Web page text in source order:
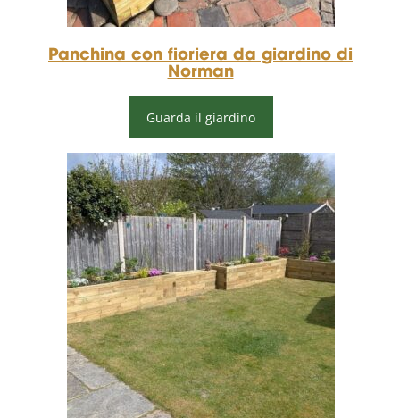
Panchina con fioriera da giardino di
Norman
Guarda il giardino